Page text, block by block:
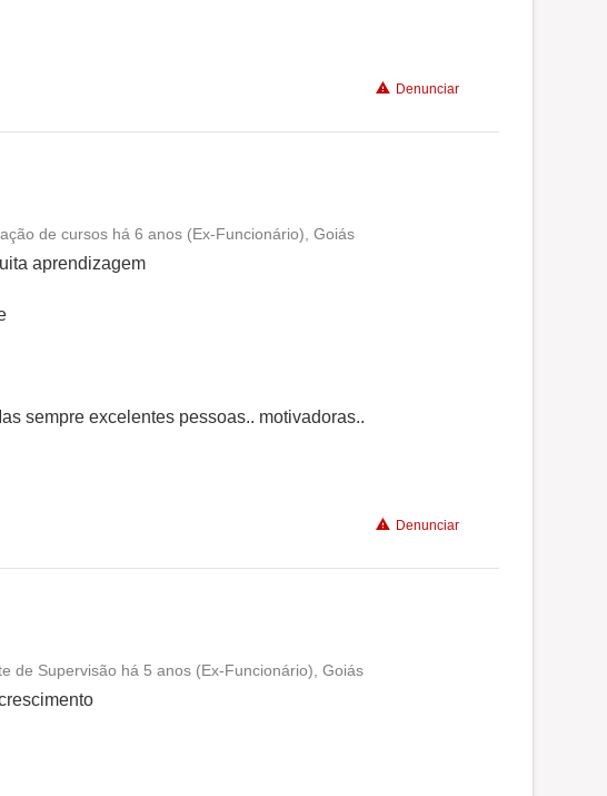
Denunciar
Conciliação com a vida familiar
de cursos há 6 anos (Ex-Funcionário), Goiás
aprendizagem
sempre excelentes pessoas.. motivadoras..
Denunciar
Conciliação com a vida familiar
de Supervisão há 5 anos (Ex-Funcionário), Goiás